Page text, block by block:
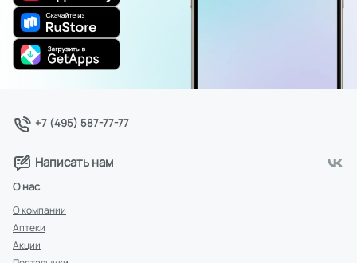
+7 (495) 587-77-77
Написать нам
О нас
О компании
Аптеки
Акции